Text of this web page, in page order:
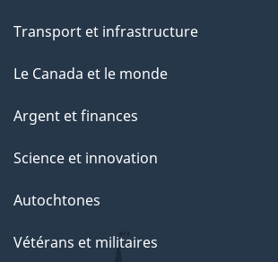
Transport et infrastructure
Le Canada et le monde
Argent et finances
Science et innovation
Autochtones
Vétérans et militaires